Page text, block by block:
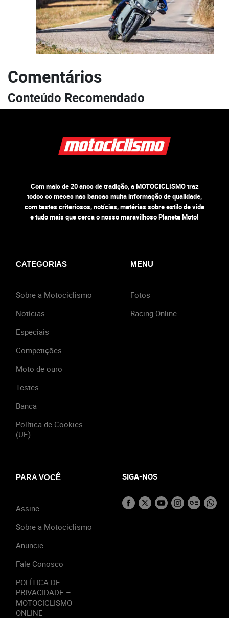
Comentários
Conteúdo Recomendado
Com mais de 20 anos de tradição, a MOTOCICLISMO traz
todos os meses nas bancas muita informação de qualidade,
com testes criteriosos, notícias, matérias sobre estilo de vida
e tudo mais que cerca o nosso maravilhoso Planeta Moto!
CATEGORIAS
Sobre a Motociclismo
Notícias
Especiais
Competições
Moto de ouro
Testes
Banca
Política de Cookies
(UE)
MENU
Fotos
Racing Online
PARA VOCÊ
Assine
Sobre a Motociclismo
Anuncie
Fale Conosco
POLÍTICA DE
PRIVACIDADE –
MOTOCICLISMO
ONLINE
SIGA-NOS